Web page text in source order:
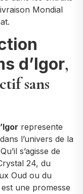
Mondial
d’Igor,
sans
represente
l’univers de la
s’agisse de
24, du
Oud ou du
une promesse